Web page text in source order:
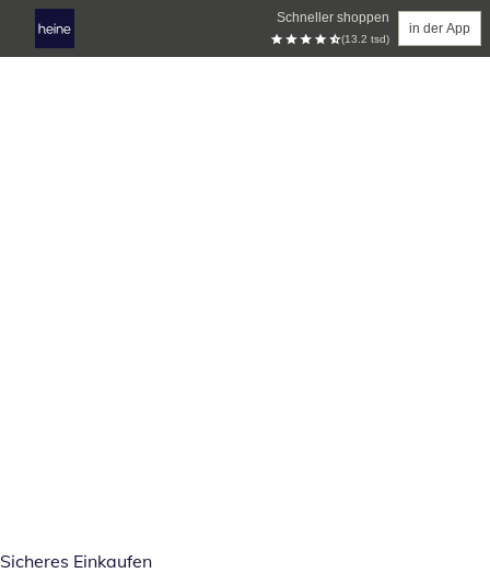
Schneller shoppen
(13.2 tsd)
in der App
Sicheres Einkaufen